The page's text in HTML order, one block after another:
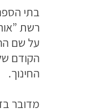
בתי
רשת
על שם
הקודם
החינוך.
מדובר